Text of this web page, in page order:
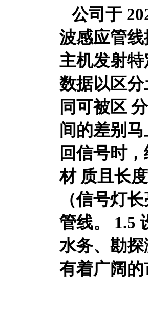
公司于
波感应管
主机发射
数据以区
同可被区
间的差别
回信号时
材 质且长
（信号灯
管线。 1.5
水务、勘
有着广阔